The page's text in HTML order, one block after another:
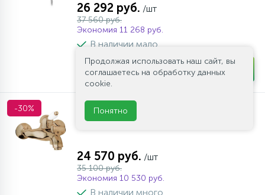
26 292 руб. /шт
37 560 руб.
Экономия 11 268 руб.
В наличии мало
- + шт
-30%
Смеситель ванны и душа CEZARES
24 570 руб. /шт
35 100 руб.
Экономия 10 530 руб.
В наличии много
Продолжая использовать наш сайт, вы
соглашаетесь на обработку данных
cookie.
Понятно